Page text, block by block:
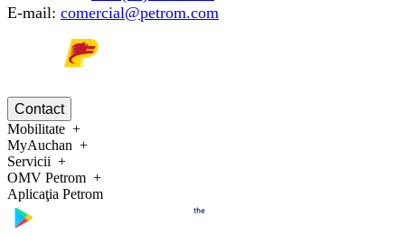
E-mail: comercial@petrom.com
Contact
Mobilitate
MyAuchan
Servicii
OMV Petrom
Aplicaţia Petrom